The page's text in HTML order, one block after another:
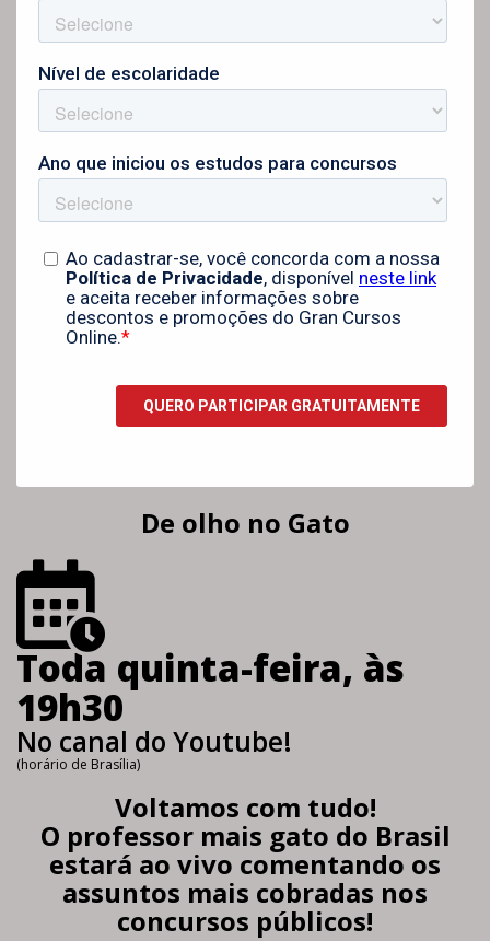
De olho no Gato
Toda quinta-feira, às
19h30
No canal do Youtube!
(horário de Brasília)
Voltamos com tudo!
O professor mais gato do Brasil
estará ao vivo comentando os
assuntos mais cobradas nos
concursos públicos!